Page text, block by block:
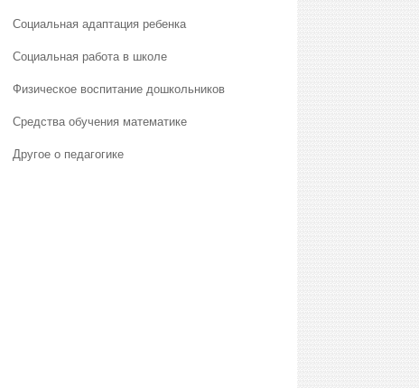
Социальная адаптация ребенка
Социальная работа в школе
Физическое воспитание дошкольников
Средства обучения математике
Другое о педагогике